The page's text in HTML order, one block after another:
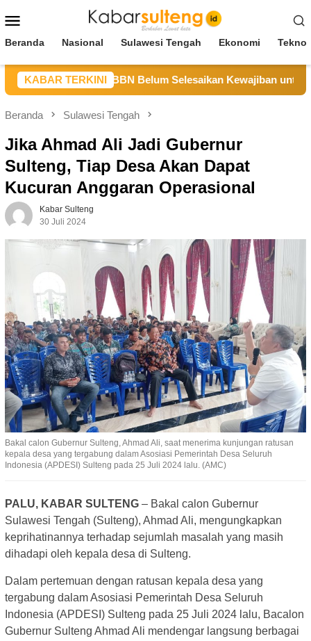
ke
Mobile
Beranda Nasional Sulawesi Tengah Ekonomi
KABAR TERKINI
Sebut CV BBN Belum Selesaikan Kewajiban untuk
Beranda Sulawesi Tengah
Jika Ahmad Ali Jadi Gubernur
Sulteng, Tiap Desa Akan Dapat
Kucuran Anggaran Operasional
Kabar Sulteng
30 Juli 2024
Bakal calon Gubernur Sulteng, Ahmad Ali, saat menerima kunjungan ratusan
kepala desa yang tergabung dalam Asosiasi Pemerintah Desa Seluruh
Indonesia (APDESI) Sulteng pada 25 Juli 2024 lalu. (AMC)
PALU, KABAR SULTENG – Bakal calon Gubernur
Sulawesi Tengah (Sulteng), Ahmad Ali, mengungkapkan
keprihatinannya terhadap sejumlah masalah yang masih
dihadapi oleh kepala desa di Sulteng.
Dalam pertemuan dengan ratusan kepala desa yang
tergabung dalam Asosiasi Pemerintah Desa Seluruh
Indonesia (APDESI) Sulteng pada 25 Juli 2024 lalu, Bacalon
Gubernur Sulteng Ahmad Ali mendengar langsung berbagai